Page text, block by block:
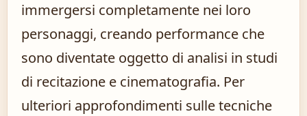
immergersi completamente nei loro
personaggi, creando performance che
sono diventate oggetto di analisi in studi
di recitazione e cinematografia. Per
ulteriori approfondimenti sulle tecniche